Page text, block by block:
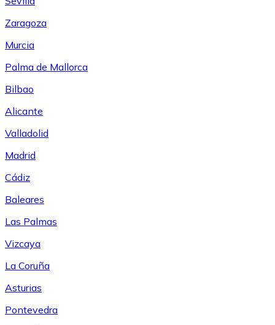
Zaragoza
Murcia
Palma de Mallorca
Bilbao
Alicante
Valladolid
Madrid
Cádiz
Baleares
Las Palmas
Vizcaya
La Coruña
Asturias
Pontevedra